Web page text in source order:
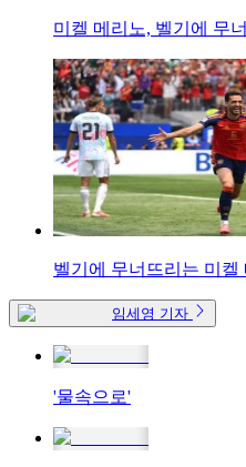
미켈 메리노, 벨기에 무
벨기에 무너뜨리는 미켈
임세영 기자
'물속으로'